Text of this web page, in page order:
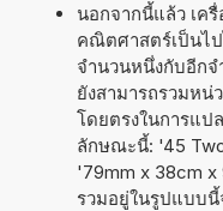
นอกจากนี้แล้ว เค
คณิตศาสตร์เป็นไ
จำนวนหนึ่งกับอีกจ
ยังสามารถรวมห
โดยตรงในการแป
ลักษณะนี้: '45
'79mm x 38cm
รวมอยู่ในรูปแบบนี้